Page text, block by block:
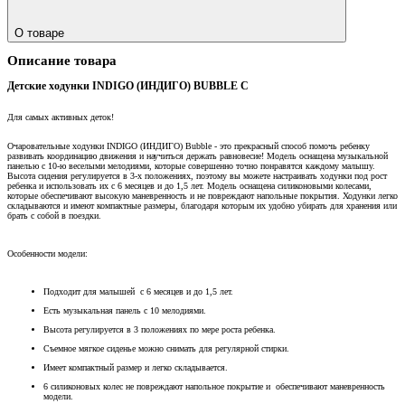
О товаре
Описание товара
Детские ходунки INDIGO (ИНДИГО) BUBBLE С
Для самых активных деток!
Очаровательные ходунки INDIGO (ИНДИГО) Bubble - это прекрасный способ помочь ребенку
развивать координацию движения и научиться держать равновесие! Модель оснащена музыкальной
панелью с 10-ю веселыми мелодиями, которые совершенно точно понравятся каждому малышу.
Высота сидения регулируется в 3-х положениях, поэтому вы можете настраивать ходунки под рост
ребенка и использовать их с 6 месяцев и до 1,5 лет. Модель оснащена силиконовыми колесами,
которые обеспечивают высокую маневренность и не повреждают напольные покрытия. Ходунки легко
складываются и имеют компактные размеры, благодаря которым их удобно убирать для хранения или
брать с собой в поездки.
Особенности модели:
Подходит для малышей с 6 месяцев и до 1,5 лет.
Есть музыкальная панель с 10 мелодиями.
Высота регулируется в 3 положениях по мере роста ребенка.
Съемное мягкое сиденье можно снимать для регулярной стирки.
Имеет компактный размер и легко складывается.
6 силиконовых колес не повреждают напольное покрытие и обеспечивают маневренность
модели.